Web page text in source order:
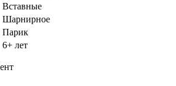
Вставные
Шарнирное
Парик
6+ лет